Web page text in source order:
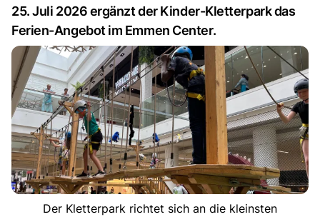
25. Juli 2026 ergänzt der Kinder-Kletterpark das
Ferien-Angebot im Emmen Center.
Der Kletterpark richtet sich an die kleinsten